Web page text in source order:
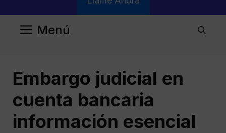
Menú
Embargo judicial en
cuenta bancaria
información esencial